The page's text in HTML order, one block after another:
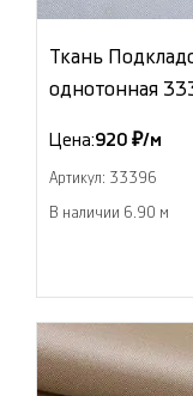
Ткань
однотонная
Цена:920 ₽/м
Артикул: 33396
В наличии 6.90 м